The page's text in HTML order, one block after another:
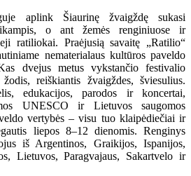
aplink Šiaurinę žvaigždę sukasi
o ant žemės renginiuose ir
ratiliokai. Praėjusią savaitę „Ratilio“
nematerialaus kultūros paveldo
dvejus metus vykstančio festivalio
reiškiantis žvaigždes, šviesulius.
edukacijos, parodos ir koncertai,
UNESCO ir Lietuvos saugomos
vertybės – visu tuo klaipėdiečiai ir
liepos 8–12 dienomis. Renginys
iš Argentinos, Graikijos, Ispanijos,
Lietuvos, Paragvajaus, Sakartvelo ir